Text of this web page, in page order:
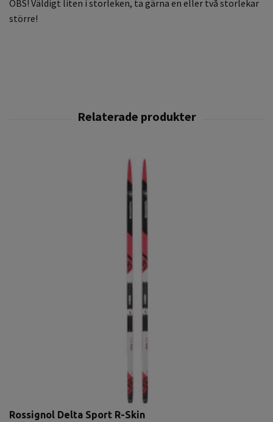
OBS! Väldigt liten i storleken, ta gärna en eller två storlekar
större!
Rossignol Delta Sport R-Skin